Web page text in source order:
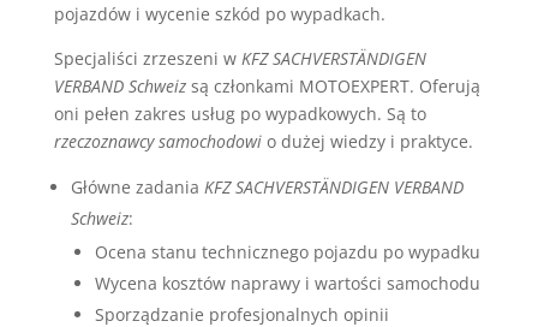
pojazdów i wycenie szkód po wypadkach.
Specjaliści zrzeszeni w KFZ SACHVERSTÄNDIGEN
VERBAND Schweizsą członkami MOTOEXPERT. Oferują
oni pełen zakres usług po wypadkowych. Są to
rzeczoznawcy samochodowio dużej wiedzy i praktyce.
Główne zadania KFZ SACHVERSTÄNDIGEN VERBAND
Schweiz:
Ocena stanu technicznego pojazdu po wypadku
Wycena kosztów naprawy i wartości samochodu
Sporządzanie profesjonalnych opinii